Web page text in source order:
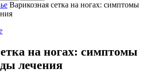
Варикозная сетка на ногах: симптомы
на ногах: симптомы
лечения